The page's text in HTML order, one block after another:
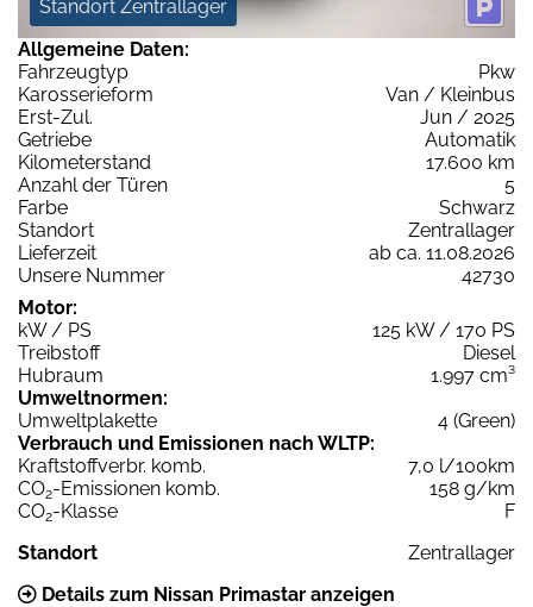
Standort Zentrallager
Allgemeine Daten:
Fahrzeugtyp
Pkw
Karosserieform
Van / Kleinbus
Erst-Zul.
Jun / 2025
Getriebe
Automatik
Kilometerstand
17.600 km
Anzahl der Türen
5
Farbe
Schwarz
Standort
Zentrallager
Lieferzeit
ab ca. 11.08.2026
Unsere Nummer
42730
Motor:
kW / PS
125 kW / 170 PS
Treibstoff
Diesel
Hubraum
1.997 cm³
Umweltnormen:
Umweltplakette
4 (Green)
Verbrauch und Emissionen nach WLTP:
Kraftstoffverbr. komb.
7,0 l/100km
CO2-Emissionen komb.
158 g/km
CO2-Klasse
F
Standort
Zentrallager
Details zum Nissan Primastar anzeigen